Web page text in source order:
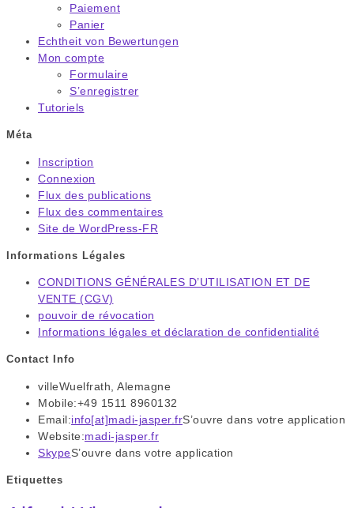
Paiement
Panier
Echtheit von Bewertungen
Mon compte
Formulaire
S’enregistrer
Tutoriels
Méta
Inscription
Connexion
Flux des publications
Flux des commentaires
Site de WordPress-FR
Informations Légales
CONDITIONS GÉNÉRALES D’UTILISATION ET DE
VENTE (CGV)
pouvoir de révocation
Informations légales et déclaration de confidentialité
Contact Info
villeWuelfrath, Alemagne
Mobile:+49 1511 8960132
Email:info[at]madi-jasper.frS’ouvre dans votre application
Website:madi-jasper.fr
SkypeS’ouvre dans votre application
Etiquettes